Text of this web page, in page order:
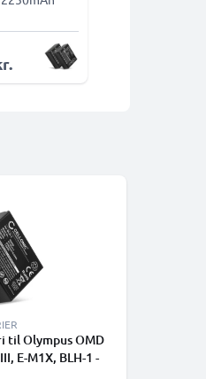
til Olympus OMD
E-M1X, BLH-1 -